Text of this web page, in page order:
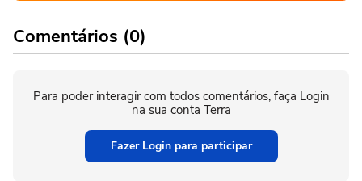
Comentários (0)
Para poder interagir com todos comentários, faça Login
na sua conta Terra
Fazer Login para participar